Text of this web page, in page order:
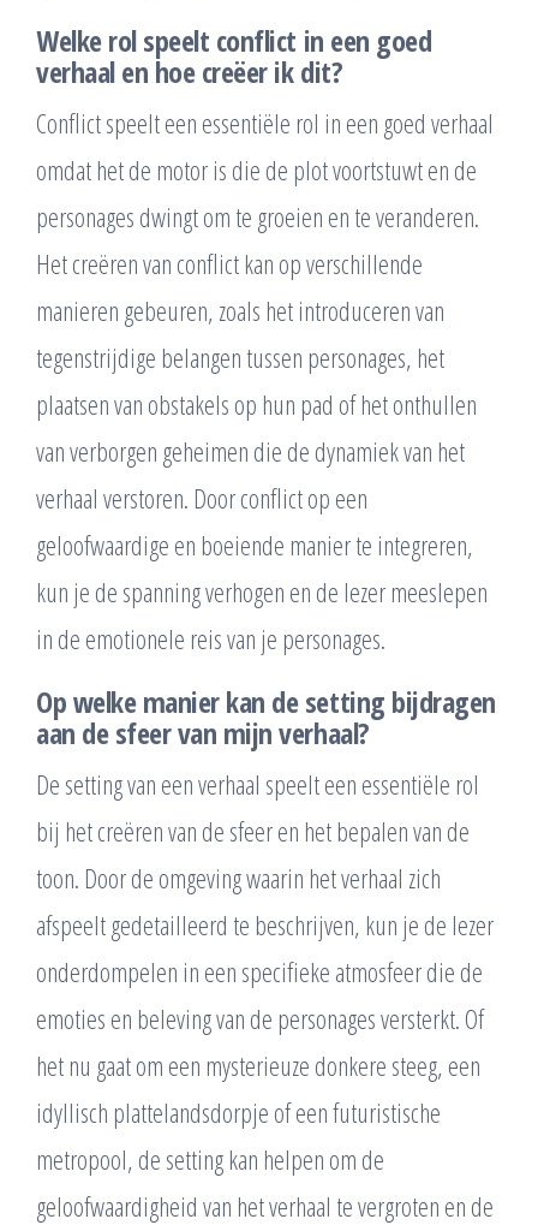
Welke rol speelt conflict in een goed
verhaal en hoe creëer ik dit?
Conflict speelt een essentiële rol in een goed verhaal
omdat het de motor is die de plot voortstuwt en de
personages dwingt om te groeien en te veranderen.
Het creëren van conflict kan op verschillende
manieren gebeuren, zoals het introduceren van
tegenstrijdige belangen tussen personages, het
plaatsen van obstakels op hun pad of het onthullen
van verborgen geheimen die de dynamiek van het
verhaal verstoren. Door conflict op een
geloofwaardige en boeiende manier te integreren,
kun je de spanning verhogen en de lezer meeslepen
in de emotionele reis van je personages.
Op welke manier kan de setting bijdragen
aan de sfeer van mijn verhaal?
De setting van een verhaal speelt een essentiële rol
bij het creëren van de sfeer en het bepalen van de
toon. Door de omgeving waarin het verhaal zich
afspeelt gedetailleerd te beschrijven, kun je de lezer
onderdompelen in een specifieke atmosfeer die de
emoties en beleving van de personages versterkt. Of
het nu gaat om een mysterieuze donkere steeg, een
idyllisch plattelandsdorpje of een futuristische
metropool, de setting kan helpen om de
geloofwaardigheid van het verhaal te vergroten en de